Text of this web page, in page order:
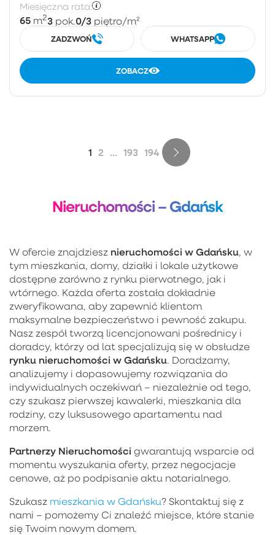
Miesięczna rata:
65 m23 pok.0/3 piętro/m²
ZADZWOŃ WHATSAPP
ZOBACZ
1 2 ... 193 194
Nieruchomości – Gdańsk
W ofercie znajdziesz nieruchomości w Gdańsku, w
tym mieszkania, domy, działki i lokale użytkowe
dostępne zarówno z rynku pierwotnego, jak i
wtórnego. Każda oferta została dokładnie
zweryfikowana, aby zapewnić klientom
maksymalne bezpieczeństwo i pewność zakupu.
Nasz zespół tworzą licencjonowani pośrednicy i
doradcy, którzy od lat specjalizują się w obsłudze
rynku nieruchomości w Gdańsku. Doradzamy,
analizujemy i dopasowujemy rozwiązania do
indywidualnych oczekiwań – niezależnie od tego,
czy szukasz pierwszej kawalerki, mieszkania dla
rodziny, czy luksusowego apartamentu nad
morzem.
Partnerzy Nieruchomości gwarantują wsparcie od
momentu wyszukania oferty, przez negocjacje
cenowe, aż po podpisanie aktu notarialnego.
Szukasz mieszkania w Gdańsku? Skontaktuj się z
nami – pomożemy Ci znaleźć miejsce, które stanie
się Twoim nowym domem.